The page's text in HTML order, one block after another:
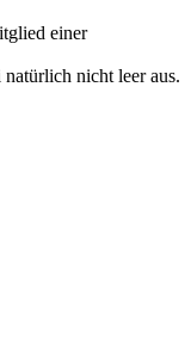
einer
nicht leer aus.